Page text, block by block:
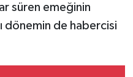
süren emeğinin
dönemin de habercisi